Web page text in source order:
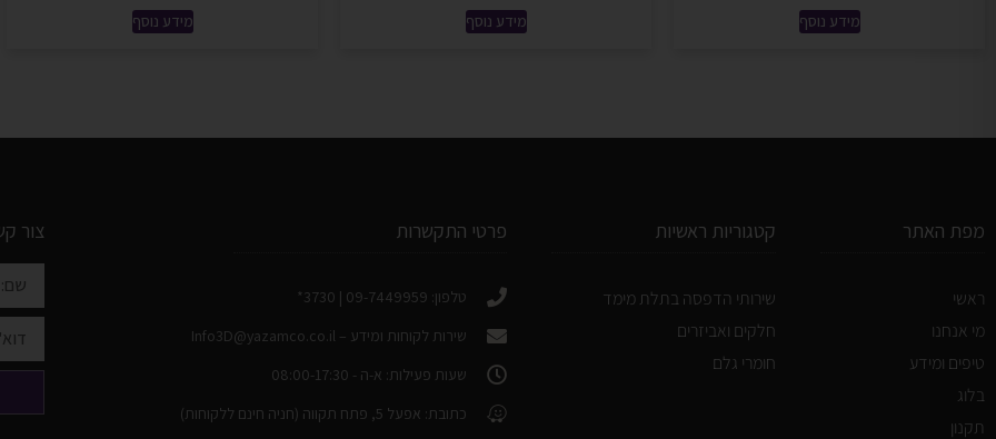
מידע נוסף מידע נוסף מידע נוסף
מפת האתר
ראשי
מי אנחנו
טיפים ומידע
בלוג
תקנון
קטגוריות ראשיות
שירותי הדפסה בתלת מימד
חלקים ואביזרים
חומרי גלם
פרטי התקשרות
טלפון: 09-7449959 | 3730*
שירות לקוחות ומידע – Info3D@yazamco.co.il
שעות פעילות: א-ה - 08:00-17:30
כתובת: אפעל 5, פתח תקווה (חניה חינם ללקוחות)
צור